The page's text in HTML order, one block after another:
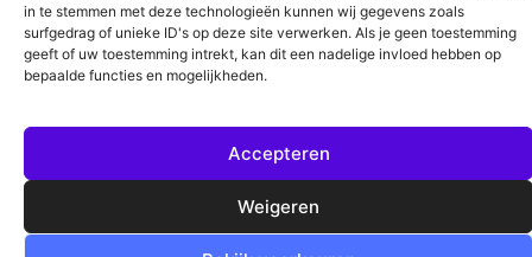
in te stemmen met deze technologieën kunnen wij gegevens zoals
surfgedrag of unieke ID's op deze site verwerken. Als je geen toestemming
geeft of uw toestemming intrekt, kan dit een nadelige invloed hebben op
bepaalde functies en mogelijkheden.
Accepteren
Weigeren